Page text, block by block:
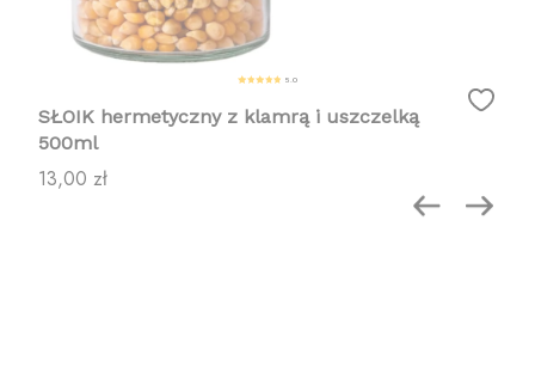
5.0
SŁOIK hermetyczny z klamrą i uszczelką
500ml
Cena
13,00 zł